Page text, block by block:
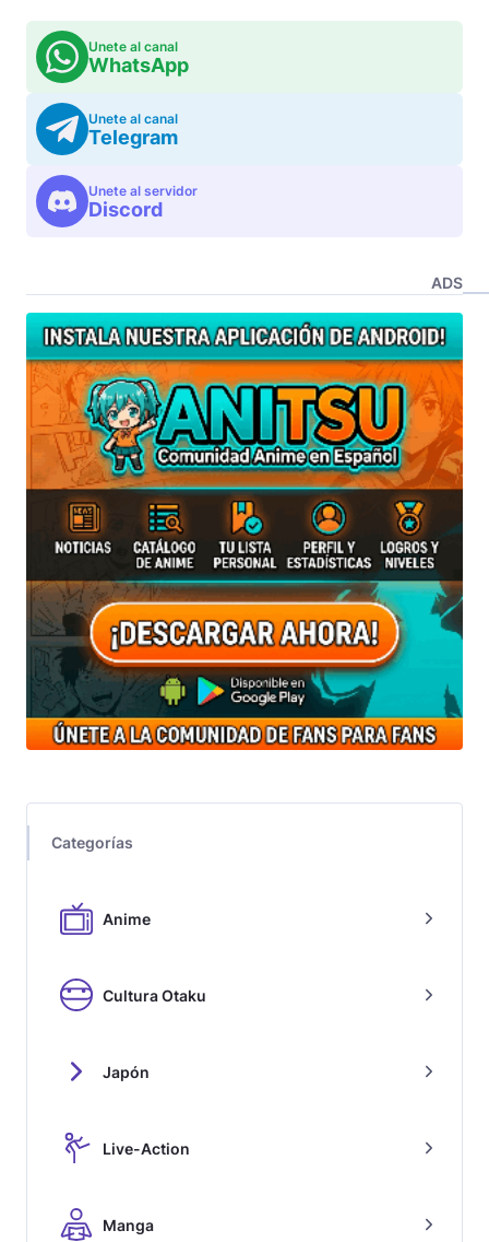
Unete al canal
WhatsApp
Unete al canal
Telegram
Unete al servidor
Discord
ADS
Categorías
Anime
Cultura Otaku
Japón
Live-Action
Manga